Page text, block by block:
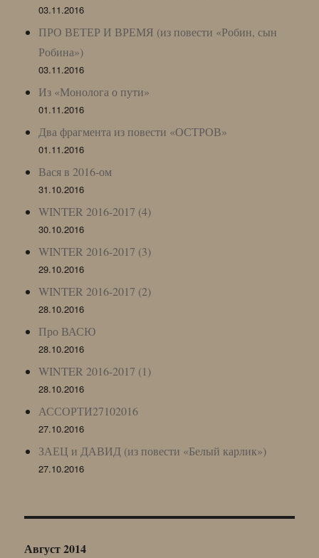
03.11.2016
ПРО ВЕТЕР И ВРЕМЯ (из повести «Робин, сын
Робина»)
03.11.2016
Из «Монолога о пути»
01.11.2016
Два фрагмента из повести «ОСТРОВ»
01.11.2016
Вася в 2016-ом
31.10.2016
WINTER 2016-2017 (4)
30.10.2016
WINTER 2016-2017 (3)
29.10.2016
WINTER 2016-2017 (2)
28.10.2016
Про ВАСЮ
28.10.2016
WINTER 2016-2017 (1)
28.10.2016
АССОРТИ27102016
27.10.2016
ЗАЕЦ и ДАВИД (из повести «Белый карлик»)
27.10.2016
Август 2014